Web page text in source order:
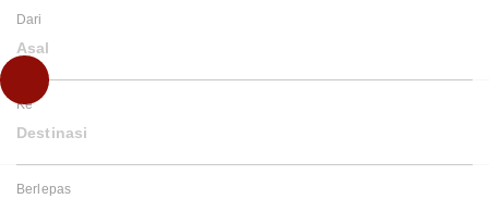
Dari
Asal
Ke
Destinasi
Berlepas